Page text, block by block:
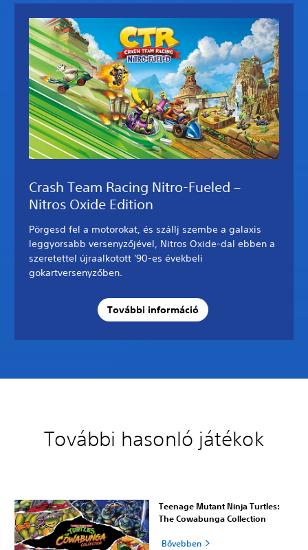
Crash Team Racing Nitro-Fueled –
Nitros Oxide Edition
Pörgesd fel a motorokat, és szállj szembe a galaxis
leggyorsabb versenyzőjével, Nitros Oxide-dal ebben a
szeretettel újraalkotott '90-es évekbeli
gokartversenyzőben.
További információ
További hasonló játékok
Teenage Mutant Ninja Turtles:
The Cowabunga Collection
Bővebben